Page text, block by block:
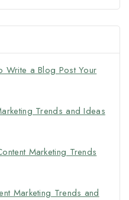
Write a Blog Post Your
Trends and Ideas
Marketing Trends
Marketing Trends and